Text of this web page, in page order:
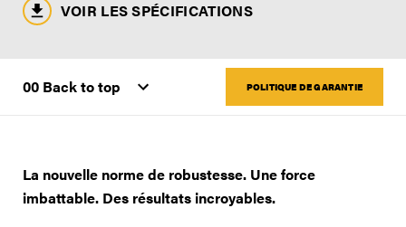
VOIR LES SPÉCIFICATIONS
POLITIQUE DE GARANTIE
La nouvelle norme de robustesse. Une force
imbattable. Des résultats incroyables.